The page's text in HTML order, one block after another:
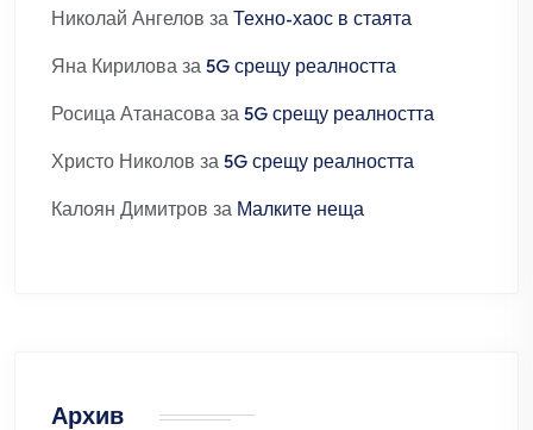
Николай Ангелов за Техно-хаос в стаята
Яна Кирилова за 5G срещу реалността
Росица Атанасова за 5G срещу реалността
Христо Николов за 5G срещу реалността
Калоян Димитров за Малките неща
Архив